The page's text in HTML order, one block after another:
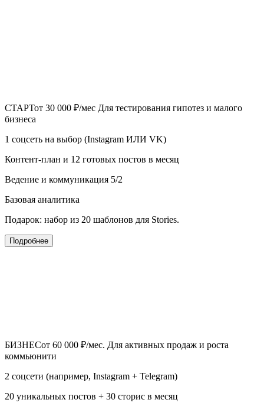
СТАРТот 30 000 ₽/мес Для тестирования гипотез и малого
бизнеса
1 соцсеть на выбор (Instagram ИЛИ VK)
Контент-план и 12 готовых постов в месяц
Ведение и коммуникация 5/2
Базовая аналитика
Подарок: набор из 20 шаблонов для Stories.
Подробнее
БИЗНЕСот 60 000 ₽/мес. Для активных продаж и роста
коммьюнити
2 соцсети (например, Instagram + Telegram)
20 уникальных постов + 30 сторис в месяц